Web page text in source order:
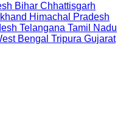
Bihar Chhattisgarh
Himachal Pradesh
Telangana Tamil Nadu
Bengal Tripura Gujarat